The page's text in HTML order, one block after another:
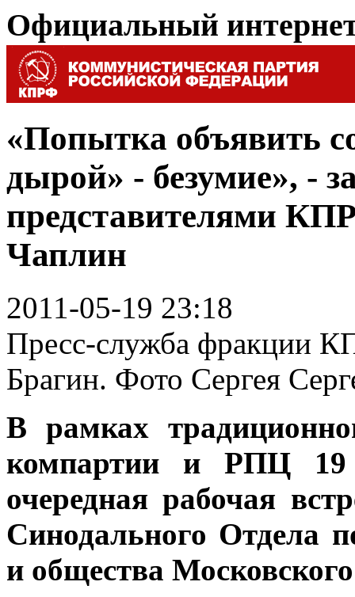
Официальный
«Попытка объявить
дырой» - безумие», -
представителями
Чаплин
2011-05-19 23:18
Пресс-служба фракции
Брагин. Фото Сергея
В рамках
компартии и РПЦ 19
очередная рабочая
Синодального Отдела
и общества